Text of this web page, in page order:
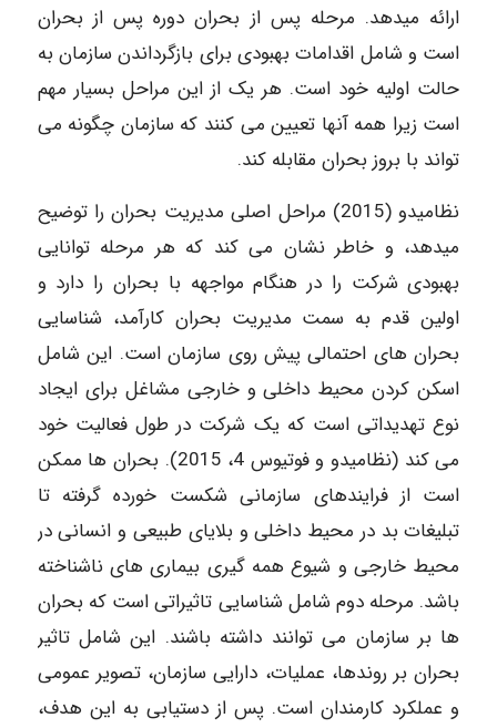
ارائه میدهد. مرحله پس از بحران دوره پس از بحران
است و شامل اقدامات بهبودی برای بازگرداندن سازمان به
حالت اولیه خود است. هر یک از این مراحل بسیار مهم
است زیرا همه آنها تعیین می کنند که سازمان چگونه می
تواند با بروز بحران مقابله کند.
نظامیدو (2015) مراحل اصلی مدیریت بحران را توضیح
میدهد، و خاطر نشان می کند که هر مرحله توانایی
بهبودی شرکت را در هنگام مواجهه با بحران را دارد و
اولین قدم به سمت مدیریت بحران کارآمد، شناسایی
بحران های احتمالی پیش روی سازمان است. این شامل
اسکن کردن محیط داخلی و خارجی مشاغل برای ایجاد
نوع تهدیداتی است که یک شرکت در طول فعالیت خود
می کند (نظامیدو و فوتیوس 4، 2015). بحران ها ممکن
است از فرایندهای سازمانی شکست خورده گرفته تا
تبلیغات بد در محیط داخلی و بلایای طبیعی و انسانی در
محیط خارجی و شیوع همه گیری بیماری های ناشناخته
باشد. مرحله دوم شامل شناسایی تاثیراتی است که بحران
ها بر سازمان می توانند داشته باشند. این شامل تاثیر
بحران بر روندها، عملیات، دارایی سازمان، تصویر عمومی
و عملکرد کارمندان است. پس از دستیابی به این هدف،